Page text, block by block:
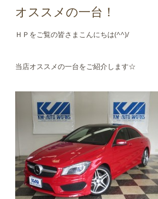
オススメの一台！
ＨＰをご覧の皆さまこんにちは(^^)/
当店オススメの一台をご紹介します☆